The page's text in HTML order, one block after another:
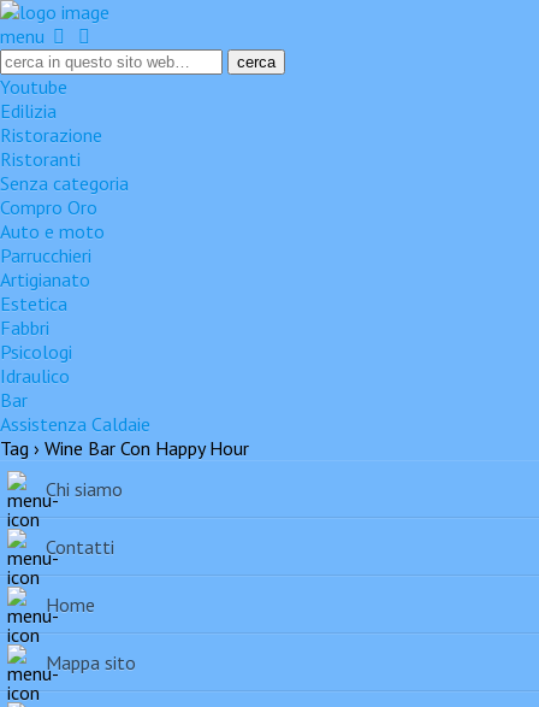
menu
Youtube
Edilizia
Ristorazione
Ristoranti
Senza categoria
Compro Oro
Auto e moto
Parrucchieri
Artigianato
Estetica
Fabbri
Psicologi
Idraulico
Bar
Assistenza Caldaie
Tag › Wine Bar Con Happy Hour
Chi siamo
Contatti
Home
Mappa sito